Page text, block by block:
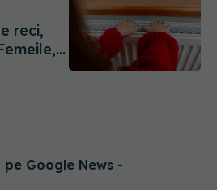
reci,
Google News -